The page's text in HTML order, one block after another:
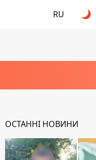
RU
ОСТАННІ НОВИНИ